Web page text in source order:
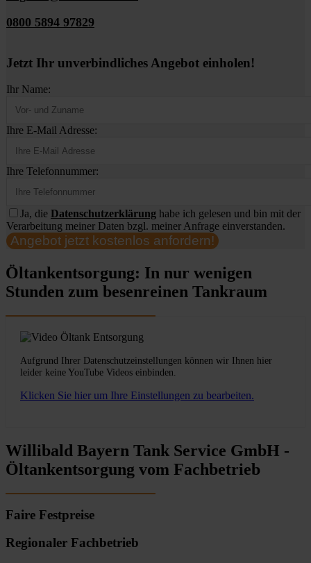
0800 5894 97829
Jetzt Ihr unverbindliches Angebot einholen!
Ihr Name:
Ihre E-Mail Adresse:
Ihre Telefonnummer:
Ja, die Datenschutzerklärung habe ich gelesen und bin mit der
Verarbeitung meiner Daten bzgl. meiner Anfrage einverstanden.
Angebot jetzt kostenlos anfordern!
Öltankentsorgung: In nur wenigen
Stunden zum besenreinen Tankraum
Aufgrund Ihrer Datenschutzeinstellungen können wir Ihnen hier
leider keine YouTube Videos einbinden.
Klicken Sie hier um Ihre Einstellungen zu bearbeiten.
Willibald Bayern Tank Service GmbH -
Öltankentsorgung vom Fachbetrieb
Faire Festpreise
Regionaler Fachbetrieb